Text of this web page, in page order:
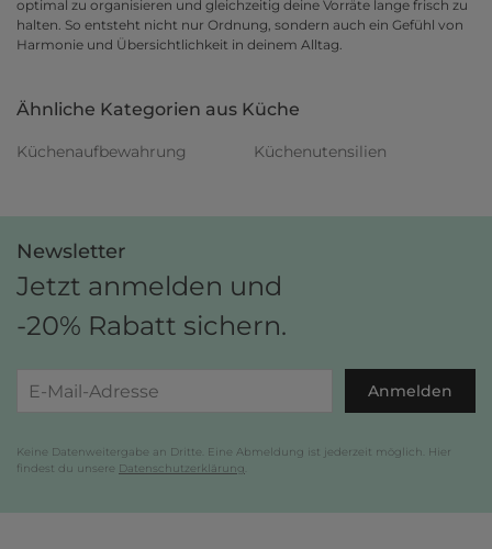
optimal zu organisieren und gleichzeitig deine Vorräte lange frisch zu
halten. So entsteht nicht nur Ordnung, sondern auch ein Gefühl von
Harmonie und Übersichtlichkeit in deinem Alltag.
Ähnliche Kategorien aus Küche
Küchenaufbewahrung Küchenutensilien
Newsletter
Jetzt anmelden und
-20% Rabatt sichern.
Anmelden
Keine Datenweitergabe an Dritte. Eine Abmeldung ist jederzeit möglich. Hier
findest du unsere Datenschutzerklärung